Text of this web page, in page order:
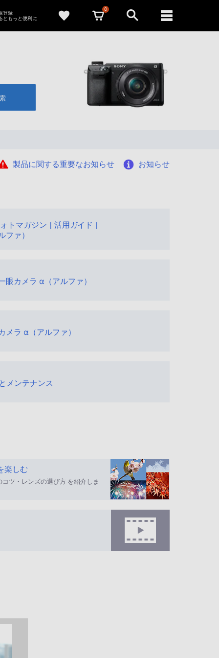
登録
ともっと便利に
0
製品に関する重要なお知らせ お知らせ
トマガジン | 活用ガイド |
ァ）
カメラ α（アルファ）
メラ α（アルファ）
メンテナンス
楽しむ
ツ・レンズの選び方 を紹介しま